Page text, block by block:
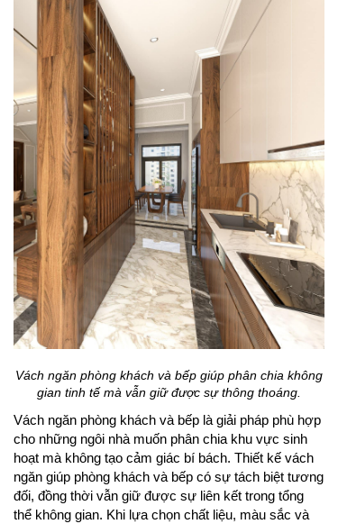
Vách ngăn phòng khách và bếp giúp phân chia không
gian tinh tế mà vẫn giữ được sự thông thoáng.
Vách ngăn phòng khách và bếp là giải pháp phù hợp
cho những ngôi nhà muốn phân chia khu vực sinh
hoạt mà không tạo cảm giác bí bách. Thiết kế vách
ngăn giúp phòng khách và bếp có sự tách biệt tương
đối, đồng thời vẫn giữ được sự liên kết trong tổng
thể không gian. Khi lựa chọn chất liệu, màu sắc và